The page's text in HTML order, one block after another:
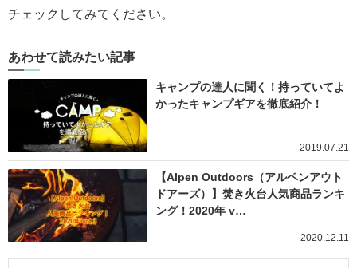
チェックしてみてください。
あわせて読みたい記事
キャンプの達人に聞く！持っていてよ
かったキャンプギアを徹底紹介！
2019.07.21
【Alpen Outdoors（アルペンアウト
ドアーズ）】焚き火台人気商品ランキ
ング！2020年 v…
2020.12.11